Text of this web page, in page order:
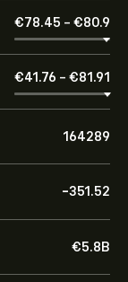
‎€‎78.45 - ‎€‎80.9
‎€‎41.76 - ‎€‎81.91
164289
-351.52
‎€‎5.8B